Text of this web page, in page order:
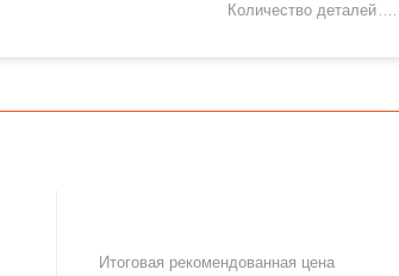
Количество деталей
Итоговая рекомендованная цена